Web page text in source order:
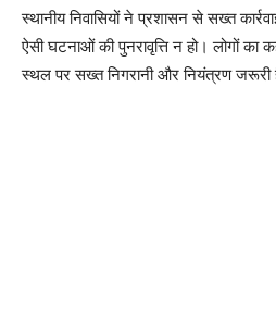
स्थानीय निवासियों ने प्रशासन से सख्त
ऐसी घटनाओं की पुनरावृत्ति न हो। लोगों का
स्थल पर सख्त निगरानी और नियंत्रण जरूरी